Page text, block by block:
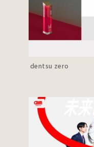
dentsu zero